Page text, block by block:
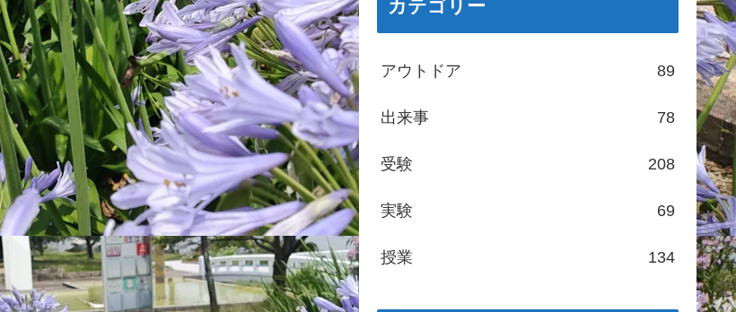
カテゴリー
アウトドア 89
出来事 78
受験 208
実験 69
授業 134